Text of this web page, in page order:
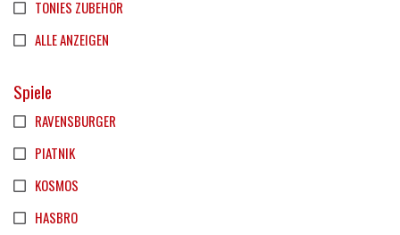
TONIES ZUBEHÖR
ALLE ANZEIGEN
Spiele
RAVENSBURGER
PIATNIK
KOSMOS
HASBRO